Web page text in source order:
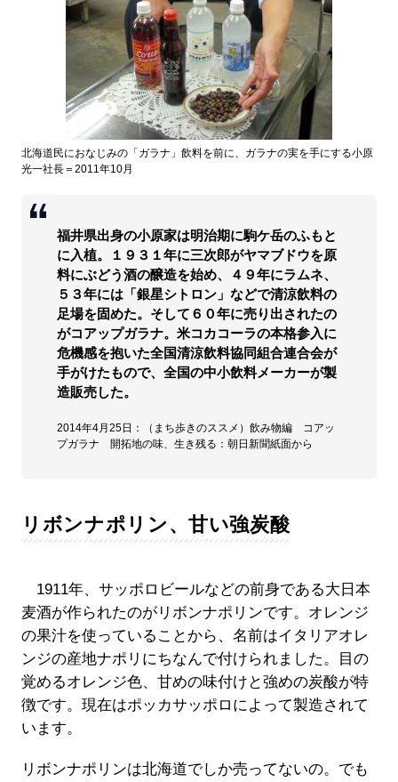
北海道民におなじみの「ガラナ」飲料を前に、ガラナの実を手にする小原
光一社長＝2011年10月
福井県出身の小原家は明治期に駒ケ岳のふもと
に入植。１９３１年に三次郎がヤマブドウを原
料にぶどう酒の醸造を始め、４９年にラムネ、
５３年には「銀星シトロン」などで清涼飲料の
足場を固めた。そして６０年に売り出されたの
がコアップガラナ。米コカコーラの本格参入に
危機感を抱いた全国清涼飲料協同組合連合会が
手がけたもので、全国の中小飲料メーカーが製
造販売した。
2014年4月25日：（まち歩きのススメ）飲み物編 コアッ
プガラナ 開拓地の味、生き残る：朝日新聞紙面から
リボンナポリン、甘い強炭酸
1911年、サッポロビールなどの前身である大日本
麦酒が作られたのがリボンナポリンです。オレンジ
の果汁を使っていることから、名前はイタリアオレ
ンジの産地ナポリにちなんで付けられました。目の
覚めるオレンジ色、甘めの味付けと強めの炭酸が特
徴です。現在はポッカサッポロによって製造されて
います。
リボンナポリンは北海道でしか売ってないの。でも